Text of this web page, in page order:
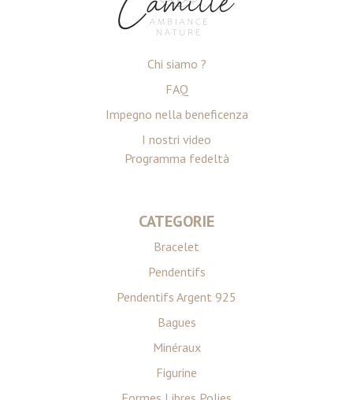
Chi siamo ?
FAQ
Impegno nella beneficenza
I nostri video
Programma fedeltà
CATEGORIE
Bracelet
Pendentifs
Pendentifs Argent 925
Bagues
Minéraux
Figurine